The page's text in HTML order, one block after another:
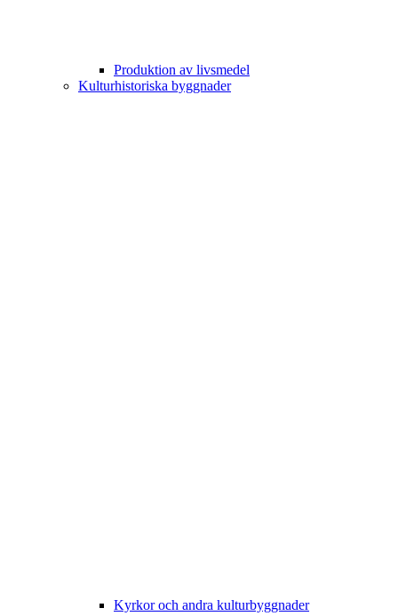
Produktion av livsmedel
Kulturhistoriska byggnader
Kyrkor och andra kulturbyggnader